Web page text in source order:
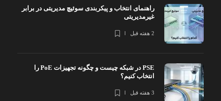
راهنمای انتخاب و پیکربندی سوئیچ مدیریتی در برابر
غیرمدیریتی
2 هفته قبل
PSE در شبکه چیست و چگونه تجهیزات PoE را
انتخاب کنیم؟
3 هفته قبل